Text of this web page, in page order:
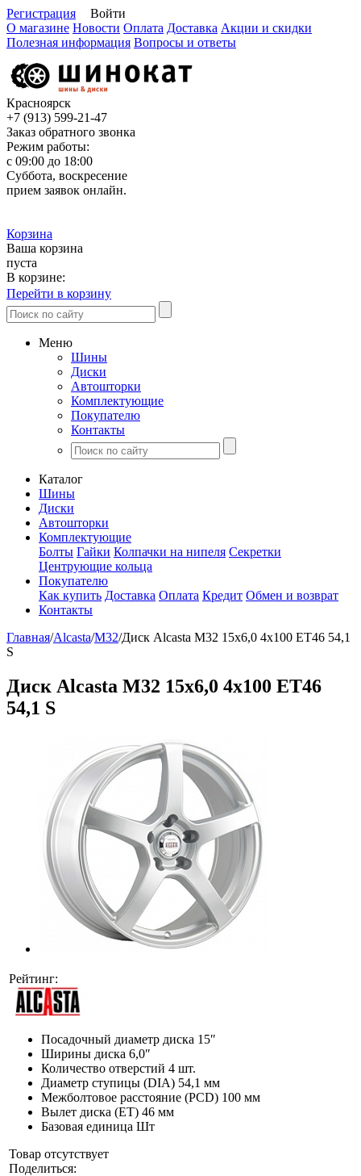
Регистрация
Войти
О магазине Новости Оплата Доставка Акции и скидки
Полезная информация Вопросы и ответы
Красноярск
+7 (913) 599-21-47
Заказ обратного звонка
Режим работы:
с 09:00 до 18:00
Суббота, воскресение
прием заявок онлайн.
Корзина
Ваша корзина
пуста
В корзине:
Перейти в корзину
Меню
Шины
Диски
Автошторки
Комплектующие
Покупателю
Контакты
Каталог
Шины
Диски
Автошторки
Комплектующие
Болты Гайки Колпачки на нипеля Секретки
Центрующие кольца
Покупателю
Как купить Доставка Оплата Кредит Обмен и возврат
Контакты
Главная/Alcasta/M32/Диск Alcasta M32 15x6,0 4x100 ET46 54,1
S
Диск Alcasta M32 15x6,0 4x100 ET46
54,1 S
Рейтинг:
Посадочный диаметр диска 15″
Ширины диска 6,0″
Количество отверстий 4 шт.
Диаметр ступицы (DIA) 54,1 мм
Межболтовое расстояние (PCD) 100 мм
Вылет диска (ET) 46 мм
Базовая единица Шт
Товар отсутствует
Поделиться: